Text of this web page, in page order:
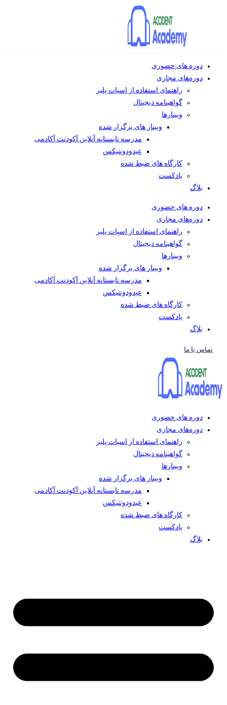
دوره های حضوری
دوره‌های مجازی
راهنمای استفاده از اسپات پلیر
گواهینامه دیجیتال
وبینار‌ها
وبینار های برگزار شده
مدرسه تابستانه آنلاین آکودنت آکادمی
عیدودونتیکس
کارگاه های ضبط شده
پادکست
بلاگ
دوره های حضوری
دوره‌های مجازی
راهنمای استفاده از اسپات پلیر
گواهینامه دیجیتال
وبینار‌ها
وبینار های برگزار شده
مدرسه تابستانه آنلاین آکودنت آکادمی
عیدودونتیکس
کارگاه های ضبط شده
پادکست
بلاگ
تماس با ما
دوره های حضوری
دوره‌های مجازی
راهنمای استفاده از اسپات پلیر
گواهینامه دیجیتال
وبینار‌ها
وبینار های برگزار شده
مدرسه تابستانه آنلاین آکودنت آکادمی
عیدودونتیکس
کارگاه های ضبط شده
پادکست
بلاگ